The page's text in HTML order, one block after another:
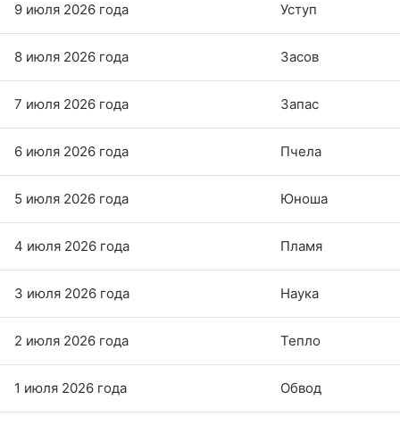
9 июля 2026 года Уступ
8 июля 2026 года Засов
7 июля 2026 года Запас
6 июля 2026 года Пчела
5 июля 2026 года Юноша
4 июля 2026 года Пламя
3 июля 2026 года Наука
2 июля 2026 года Тепло
1 июля 2026 года Обвод